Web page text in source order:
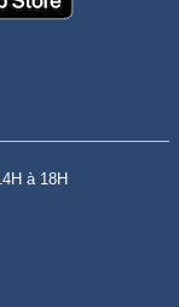
à 18H